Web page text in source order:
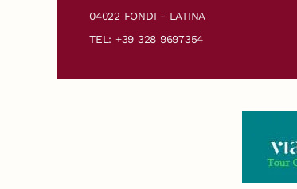
04022 FONDI - LATINA
TEL: +39 328 9697354